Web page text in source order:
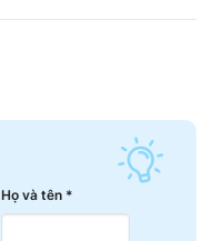
Họ và tên *